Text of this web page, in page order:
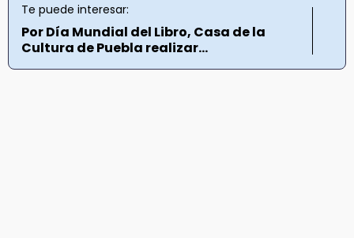
Te puede interesar:
Por Día Mundial del Libro, Casa de la
Cultura de Puebla realizar...